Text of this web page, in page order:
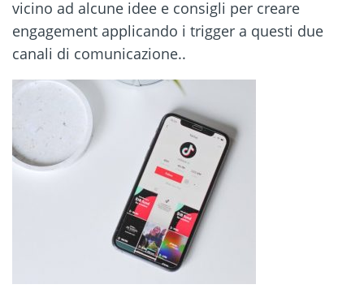
vicino ad alcune idee e consigli per creare
engagement applicando i trigger a questi due
canali di comunicazione..